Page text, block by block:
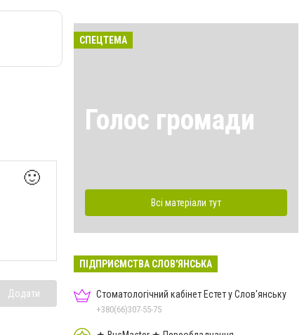
🙂
Додати
СПЕЦТЕМА
Голос громади
Всі матеріали тут
ПІДПРИЄМСТВА СЛОВ'ЯНСЬКА
Стоматологічний кабінет Естет у Слов'янську
+380(66)307-55-75